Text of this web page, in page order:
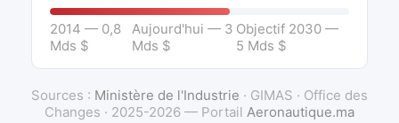
2014 — 0,8
Mds $
Aujourd'hui — 3
Mds $
Objectif 2030 —
5 Mds $
Sources : Ministère de l'Industrie · GIMAS · Office des
Changes · 2025-2026 — Portail Aeronautique.ma